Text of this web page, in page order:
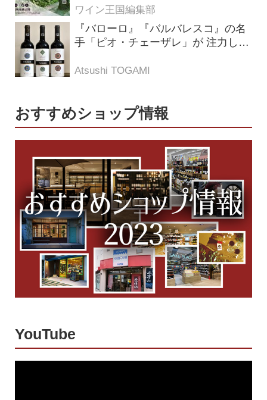
ワイン王国編集部
『バローロ』『バルバレスコ』の名
手「ピオ・チェーザレ」が 注力し
畑）”シリーズ！
Atsushi TOGAMI
おすすめショップ情報
YouTube